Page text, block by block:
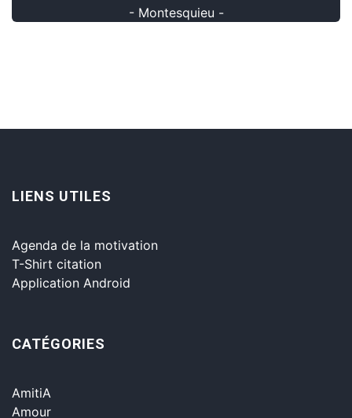
- Montesquieu -
LIENS UTILES
Agenda de la motivation
T-Shirt citation
Application Android
CATÉGORIES
AmitiA
Amour